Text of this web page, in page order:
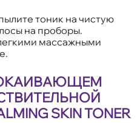
тоник на чистую
на проборы.
массажными
SKIN TONER